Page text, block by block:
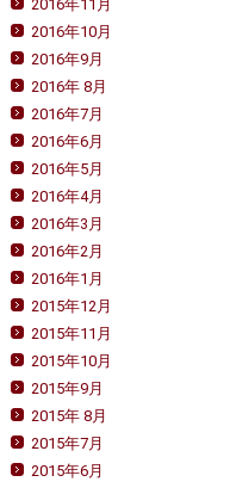
2016年11月
2016年10月
2016年9月
2016年 8月
2016年7月
2016年6月
2016年5月
2016年4月
2016年3月
2016年2月
2016年1月
2015年12月
2015年11月
2015年10月
2015年9月
2015年 8月
2015年7月
2015年6月